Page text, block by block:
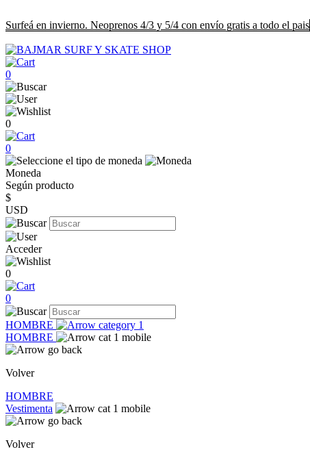
Surfeá en invierno. Neoprenos 4/3 y 5/4 con envío gratis a todo el pais
0
0
0
Moneda
Según producto
$
USD
Acceder
0
0
HOMBRE
HOMBRE
Volver
HOMBRE
Vestimenta
Volver